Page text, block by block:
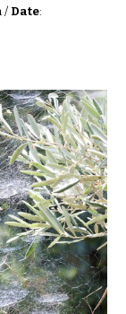
/ Date: